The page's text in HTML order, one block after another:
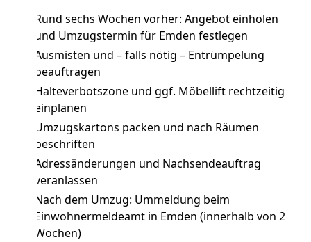
Rund sechs Wochen vorher: Angebot einholen
und Umzugstermin für Emden festlegen
Ausmisten und – falls nötig – Entrümpelung
beauftragen
Halteverbotszone und ggf. Möbellift rechtzeitig
einplanen
Umzugskartons packen und nach Räumen
beschriften
Adressänderungen und Nachsendeauftrag
veranlassen
Nach dem Umzug: Ummeldung beim
Einwohnermeldeamt in Emden (innerhalb von 2
Wochen)